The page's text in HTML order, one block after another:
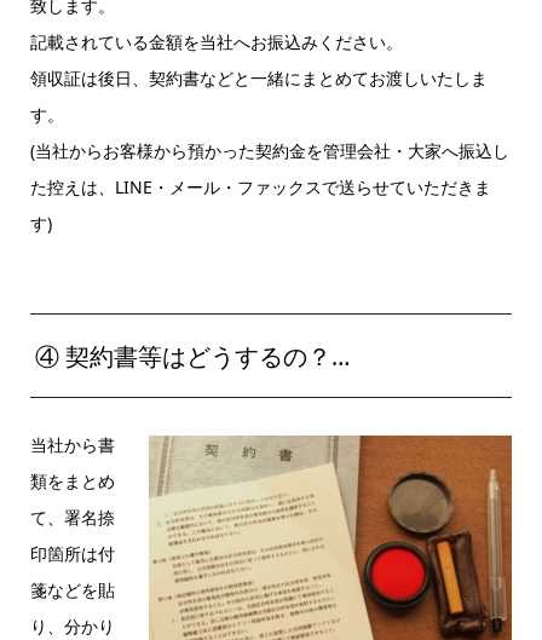
致します。
記載されている金額を当社へお振込みください。
領収証は後日、契約書などと一緒にまとめてお渡しいたしま
す。
(当社からお客様から預かった契約金を管理会社・大家へ振込し
た控えは、LINE・メール・ファックスで送らせていただきま
す)
④ 契約書等はどうするの？…
当社から書
類をまとめ
て、署名捺
印箇所は付
箋などを貼
り、分かり